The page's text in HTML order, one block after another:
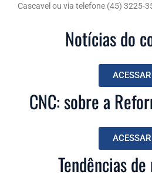
Cascavel ou via telefone (45) 3225-
Notícias do
ACESSAR
CNC: sobre a
ACESSAR
Tendências